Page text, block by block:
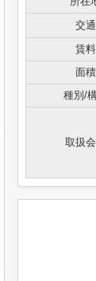
交通
賃料
面積
種別/
取扱